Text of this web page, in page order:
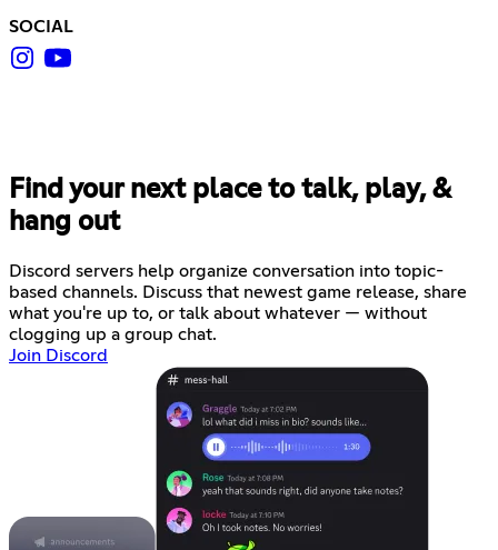
SOCIAL
Find your next place to talk, play, &
hang out
Discord servers help organize conversation into topic-
based channels. Discuss that newest game release, share
what you're up to, or talk about whatever — without
clogging up a group chat.
Join Discord